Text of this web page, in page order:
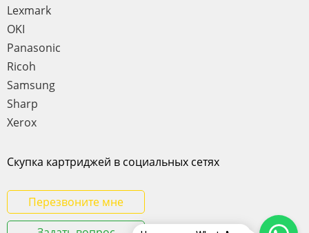
Lexmark
OKI
Panasonic
Ricoh
Samsung
Sharp
Xerox
Скупка картриджей в социальных сетях
Перезвоните мне